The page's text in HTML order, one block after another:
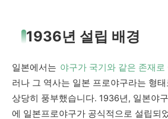
1936년 설립 배경
일본에서는 야구가 국기와 같은 존재로
러나 그 역사는 일본 프로야구라는 형
상당히 풍부했습니다. 1936년, 일본야
에 일본프로야구가 공식적으로 설립되